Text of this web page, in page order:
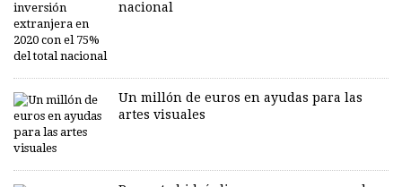
nacional
Un millón de euros en ayudas para las
artes visuales